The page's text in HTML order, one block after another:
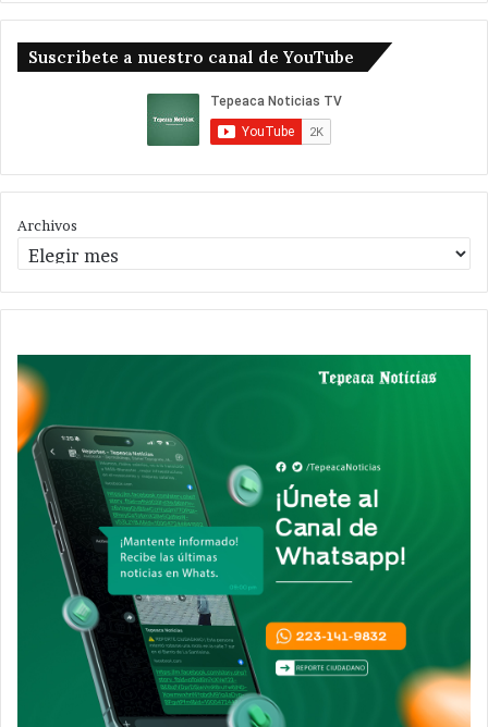
Suscribete a nuestro canal de YouTube
Archivos